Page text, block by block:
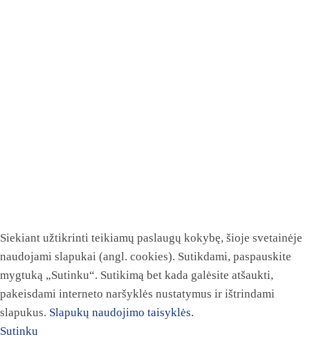
Siekiant užtikrinti teikiamų paslaugų kokybę, šioje svetainėje
naudojami slapukai (angl. cookies). Sutikdami, paspauskite
mygtuką „Sutinku“. Sutikimą bet kada galėsite atšaukti,
pakeisdami interneto naršyklės nustatymus ir ištrindami
slapukus. Slapukų naudojimo taisyklės.
Sutinku